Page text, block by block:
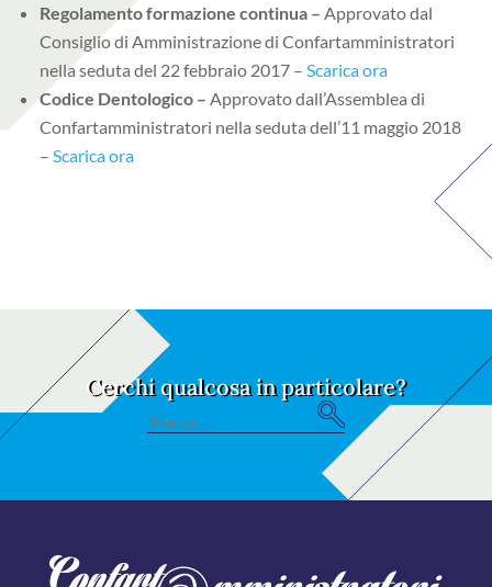
Regolamento formazione continua – Approvato dal
Consiglio di Amministrazione di Confartamministratori
nella seduta del 22 febbraio 2017 – Scarica ora
Codice Dentologico – Approvato dall’Assemblea di
Confartamministratori nella seduta dell’11 maggio 2018
– Scarica ora
Cerchi qualcosa in particolare?
Search
S
ch